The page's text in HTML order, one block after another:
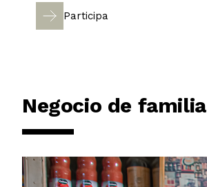
Participa
Negocio de familia